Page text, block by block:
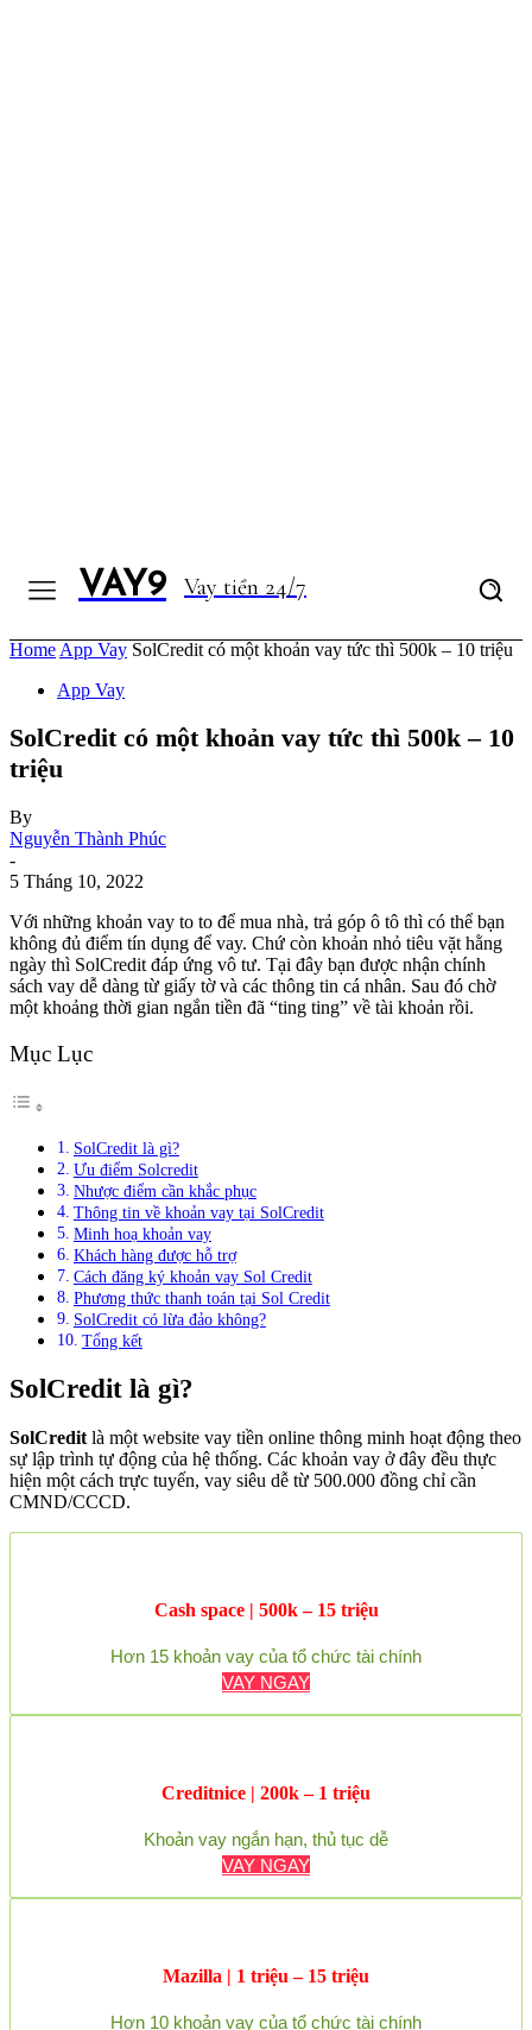
VAY9 Vay tiền 24/7
Home App Vay SolCredit có một khoản vay tức thì 500k – 10 triệu
App Vay
SolCredit có một khoản vay tức thì 500k – 10
triệu
By
Nguyễn Thành Phúc
-
5 Tháng 10, 2022
Với những khoản vay to to để mua nhà, trả góp ô tô thì có thể bạn
không đủ điểm tín dụng để vay. Chứ còn khoản nhỏ tiêu vặt hằng
ngày thì SolCredit đáp ứng vô tư. Tại đây bạn được nhận chính
sách vay dễ dàng từ giấy tờ và các thông tin cá nhân. Sau đó chờ
một khoảng thời gian ngắn tiền đã “ting ting” về tài khoản rồi.
Mục Lục
SolCredit là gì?
Ưu điểm Solcredit
Nhược điểm cần khắc phục
Thông tin về khoản vay tại SolCredit
Minh hoạ khoản vay
Khách hàng được hỗ trợ
Cách đăng ký khoản vay Sol Credit
Phương thức thanh toán tại Sol Credit
SolCredit có lừa đảo không?
Tổng kết
SolCredit là gì?
SolCredit là một website vay tiền online thông minh hoạt động theo
sự lập trình tự động của hệ thống. Các khoản vay ở đây đều thực
hiện một cách trực tuyến, vay siêu dễ từ 500.000 đồng chỉ cần
CMND/CCCD.
Cash space | 500k – 15 triệu
Hơn 15 khoản vay của tổ chức tài chính
VAY NGAY
Creditnice | 200k – 1 triệu
Khoản vay ngắn hạn, thủ tục dễ
VAY NGAY
Mazilla | 1 triệu – 15 triệu
Hơn 10 khoản vay của tổ chức tài chính